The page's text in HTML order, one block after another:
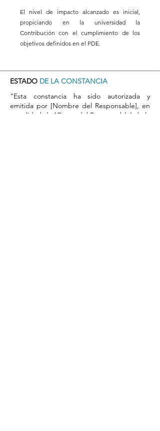
El nivel de impacto alcanzado es inicial,
propiciando en la universidad la
Contribución con el cumplimiento de los
objetivos definidos en el PDE.
ESTADO DE LA CONSTANCIA
"Esta constancia ha sido autorizada y
emitida por [Nombre del Responsable], en
su calidad de [Cargo del Responsable] de la